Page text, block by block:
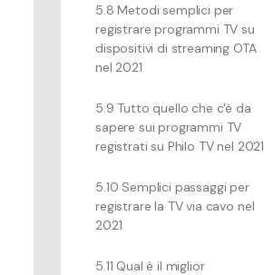
5.8 Metodi semplici per
registrare programmi TV su
dispositivi di streaming OTA
nel 2021
5.9 Tutto quello che c'è da
sapere sui programmi TV
registrati su Philo TV nel 2021
5.10 Semplici passaggi per
registrare la TV via cavo nel
2021
5.11 Qual è il miglior